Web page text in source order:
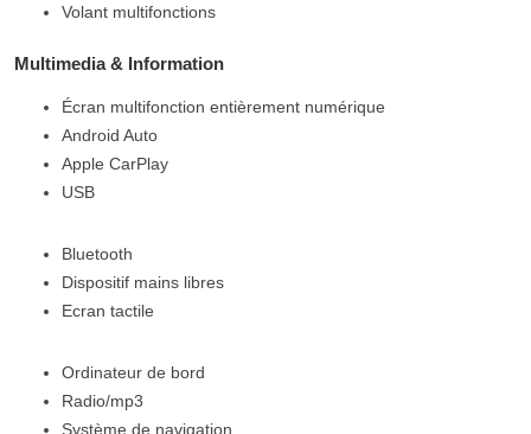
Volant multifonctions
Multimedia & Information
Écran multifonction entièrement numérique
Android Auto
Apple CarPlay
USB
Bluetooth
Dispositif mains libres
Ecran tactile
Ordinateur de bord
Radio/mp3
Système de navigation